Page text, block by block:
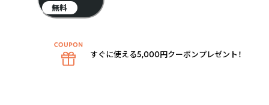
無料
すぐに使える5,000円クーポンプレゼント！